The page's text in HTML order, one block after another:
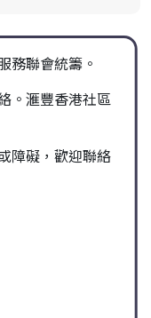
務聯會統籌。
。滙豐香港社區
障礙，歡迎聯絡